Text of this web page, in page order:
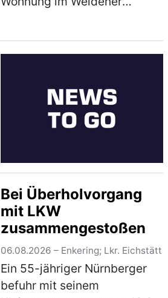
Thüringen gefasst
schwer verletzt worden. Ein
Tatverdächtiger konnte nach
umfangreic…(mehr)
Bei Überholvorgang
mit LKW
zusammengestoßen
06.08.2026 – Enkering; Lkr. Eichstätt
Ein 55-jähriger Nürnberger
befuhr mit seinem